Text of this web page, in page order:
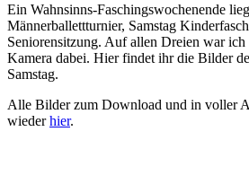
Ein Wahnsinns-Faschingswochenende
Männerballettturnier, Samstag
Seniorensitzung. Auf allen Dreien war
Kamera dabei. Hier findet ihr die Bilder
Samstag.
Alle Bilder zum Download und in voller
wiederhier.